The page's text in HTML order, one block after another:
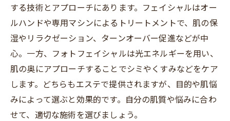
する技術とアプローチにあります。フェイシャルはオー
ルハンドや専用マシンによるトリートメントで、肌の保
湿やリラクゼーション、ターンオーバー促進などが中
心。一方、フォトフェイシャルは光エネルギーを用い、
肌の奥にアプローチすることでシミやくすみなどをケア
します。どちらもエステで提供されますが、目的や肌悩
みによって選ぶと効果的です。自分の肌質や悩みに合わ
せて、適切な施術を選びましょう。